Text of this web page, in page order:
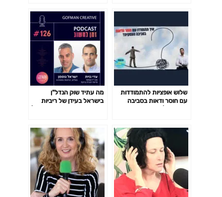
שלוש אופציות להתמודדות
עם חוסר ודאות בסביבה
מה עתיד שוק הנדל"ן
בישראל בעידן של ריביות